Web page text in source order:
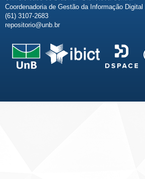
Coordenadoria de Gestão da Informação Digital
(61) 3107-2683
repositorio@unb.br